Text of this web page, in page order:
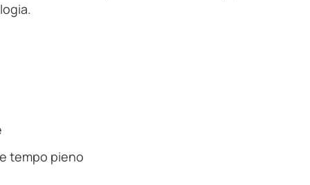
tempo pieno